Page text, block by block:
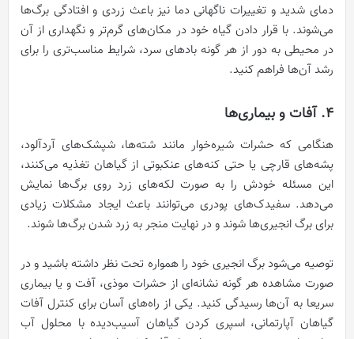
دمای شدید و تغییرات ناگهانی دما نیز باعث زردی و افتادگی برگ‌ها
می‌شوند. با قرار دادن گیاه خود در مکان‌های گرم‌تر و نگهداری از آن
در محیطی به دور از هر گونه بادهای سرد، شرایط مناسب‌تری را برای
رشد آن‌ها فراهم کنید.
4. آفات و بیماری‌ها
هنگامی که حشرات شیره‌خوار مانند شته‌ها، شپشک‌های آردآلود،
پشه‌های قارچی یا حتی کنه‌های عنکبوتی از گیاهان تغذیه می‌کنند،
این مسئله خودش را به صورت لکه‌های زرد روی برگ‌ها نمایش
می‌دهد. سفیدک‌های پودری می‌توانند باعث ایجاد مشکلات زیادی
برای برگ انجیری‌ها شوند و در نهایت منجر به زرد شدن برگ‌ها شوند.
توصیه می‌شود برگ انجیری خود را همواره تحت نظر داشته باشید و در
صورت مشاهده هر گونه نشانه‌ای از حشرات موذی، آفت و یا بیماری
سریعا به آن‌ها رسیدگی کنید. یکی از راه‌های آسان برای کنترل آفات
گیاهان آپارتمانی، اسپری کردن گیاهان آسیب‌دیده با محلول آب